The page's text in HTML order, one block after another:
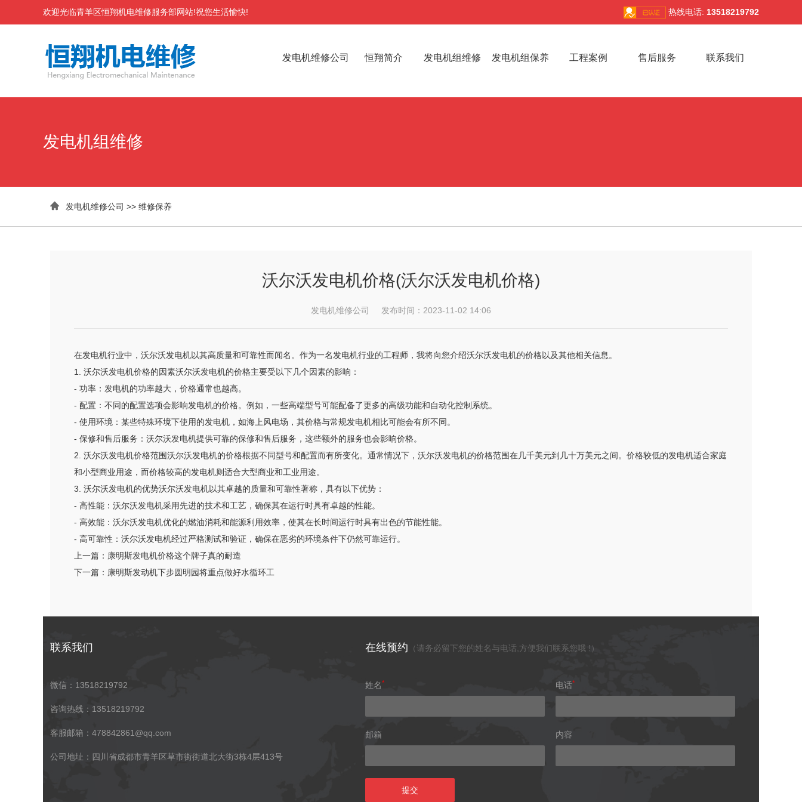
欢迎光临青羊区恒翔机电维修服务部网站!祝您生活愉快! 热线电话: 13518219792
发电机维修公司 恒翔简介 发电机组维修 发电机组保养 工程案例 售后服务 联系我们
发电机组维修
 发电机维修公司 >> 维修保养
沃尔沃发电机价格(沃尔沃发电机价格)
发电机维修公司 发布时间：2023-11-02 14:06
在发电机行业中，沃尔沃发电机以其高质量和可靠性而闻名。作为一名发电机行业的工程师，我将向您介绍沃尔沃发电机的价格以及其他相关信息。
1. 沃尔沃发电机价格的因素沃尔沃发电机的价格主要受以下几个因素的影响：
- 功率：发电机的功率越大，价格通常也越高。
- 配置：不同的配置选项会影响发电机的价格。例如，一些高端型号可能配备了更多的高级功能和自动化控制系统。
- 使用环境：某些特殊环境下使用的发电机，如海上风电场，其价格与常规发电机相比可能会有所不同。
- 保修和售后服务：沃尔沃发电机提供可靠的保修和售后服务，这些额外的服务也会影响价格。
2. 沃尔沃发电机价格范围沃尔沃发电机的价格根据不同型号和配置而有所变化。通常情况下，沃尔沃发电机的价格范围在几千美元到几十万美元之间。价格较低的发电机适合家庭
和小型商业用途，而价格较高的发电机则适合大型商业和工业用途。
3. 沃尔沃发电机的优势沃尔沃发电机以其卓越的质量和可靠性著称，具有以下优势：
- 高性能：沃尔沃发电机采用先进的技术和工艺，确保其在运行时具有卓越的性能。
- 高效能：沃尔沃发电机优化的燃油消耗和能源利用效率，使其在长时间运行时具有出色的节能性能。
- 高可靠性：沃尔沃发电机经过严格测试和验证，确保在恶劣的环境条件下仍然可靠运行。
上一篇： 康明斯发电机价格这个牌子真的耐造
下一篇： 康明斯发动机下步圆明园将重点做好水循环工
联系我们
微信：13518219792
咨询热线：13518219792
客服邮箱：478842861@qq.com
公司地址：四川省成都市青羊区草市街街道北大街3栋4层413号
在线预约 （请务必留下您的姓名与电话,方便我们联系您哦 !）
姓名* 电话*
邮箱 内容
提交